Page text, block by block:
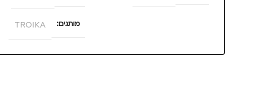
מותגים TROIKA
מתאים ל